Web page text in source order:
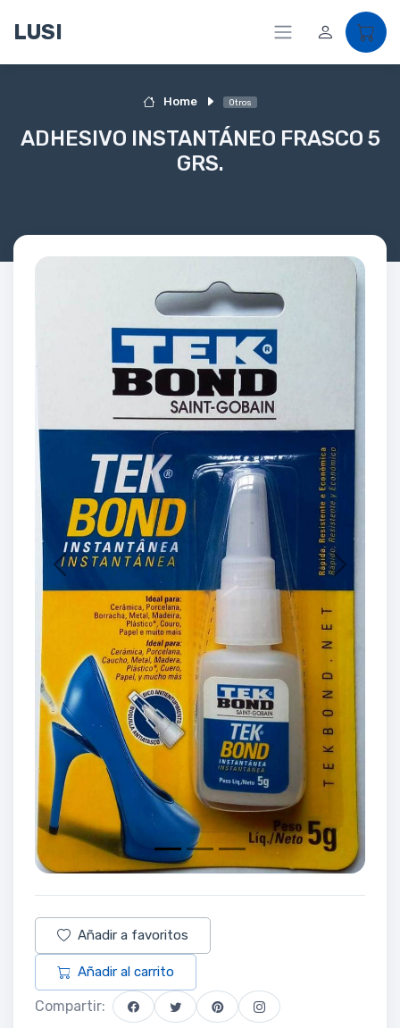
LUSI
Home Otros
ADHESIVO INSTANTÁNEO FRASCO 5
GRS.
Previous Next
Añadir a favoritos
Añadir al carrito
Compartir: